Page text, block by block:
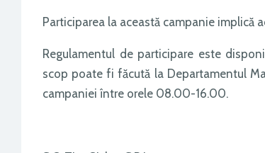
Participarea la această campanie implică
Regulamentul de participare este
scop poate fi făcută la Departamentul
campaniei între orele 08.00-16.00.